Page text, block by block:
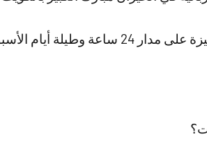
أيام الأسبوع